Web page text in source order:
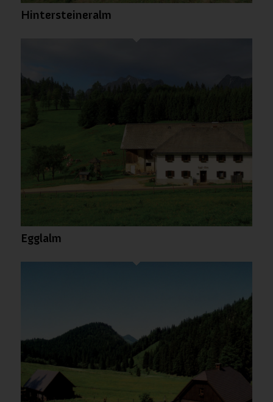
Hintersteineralm
Egglalm